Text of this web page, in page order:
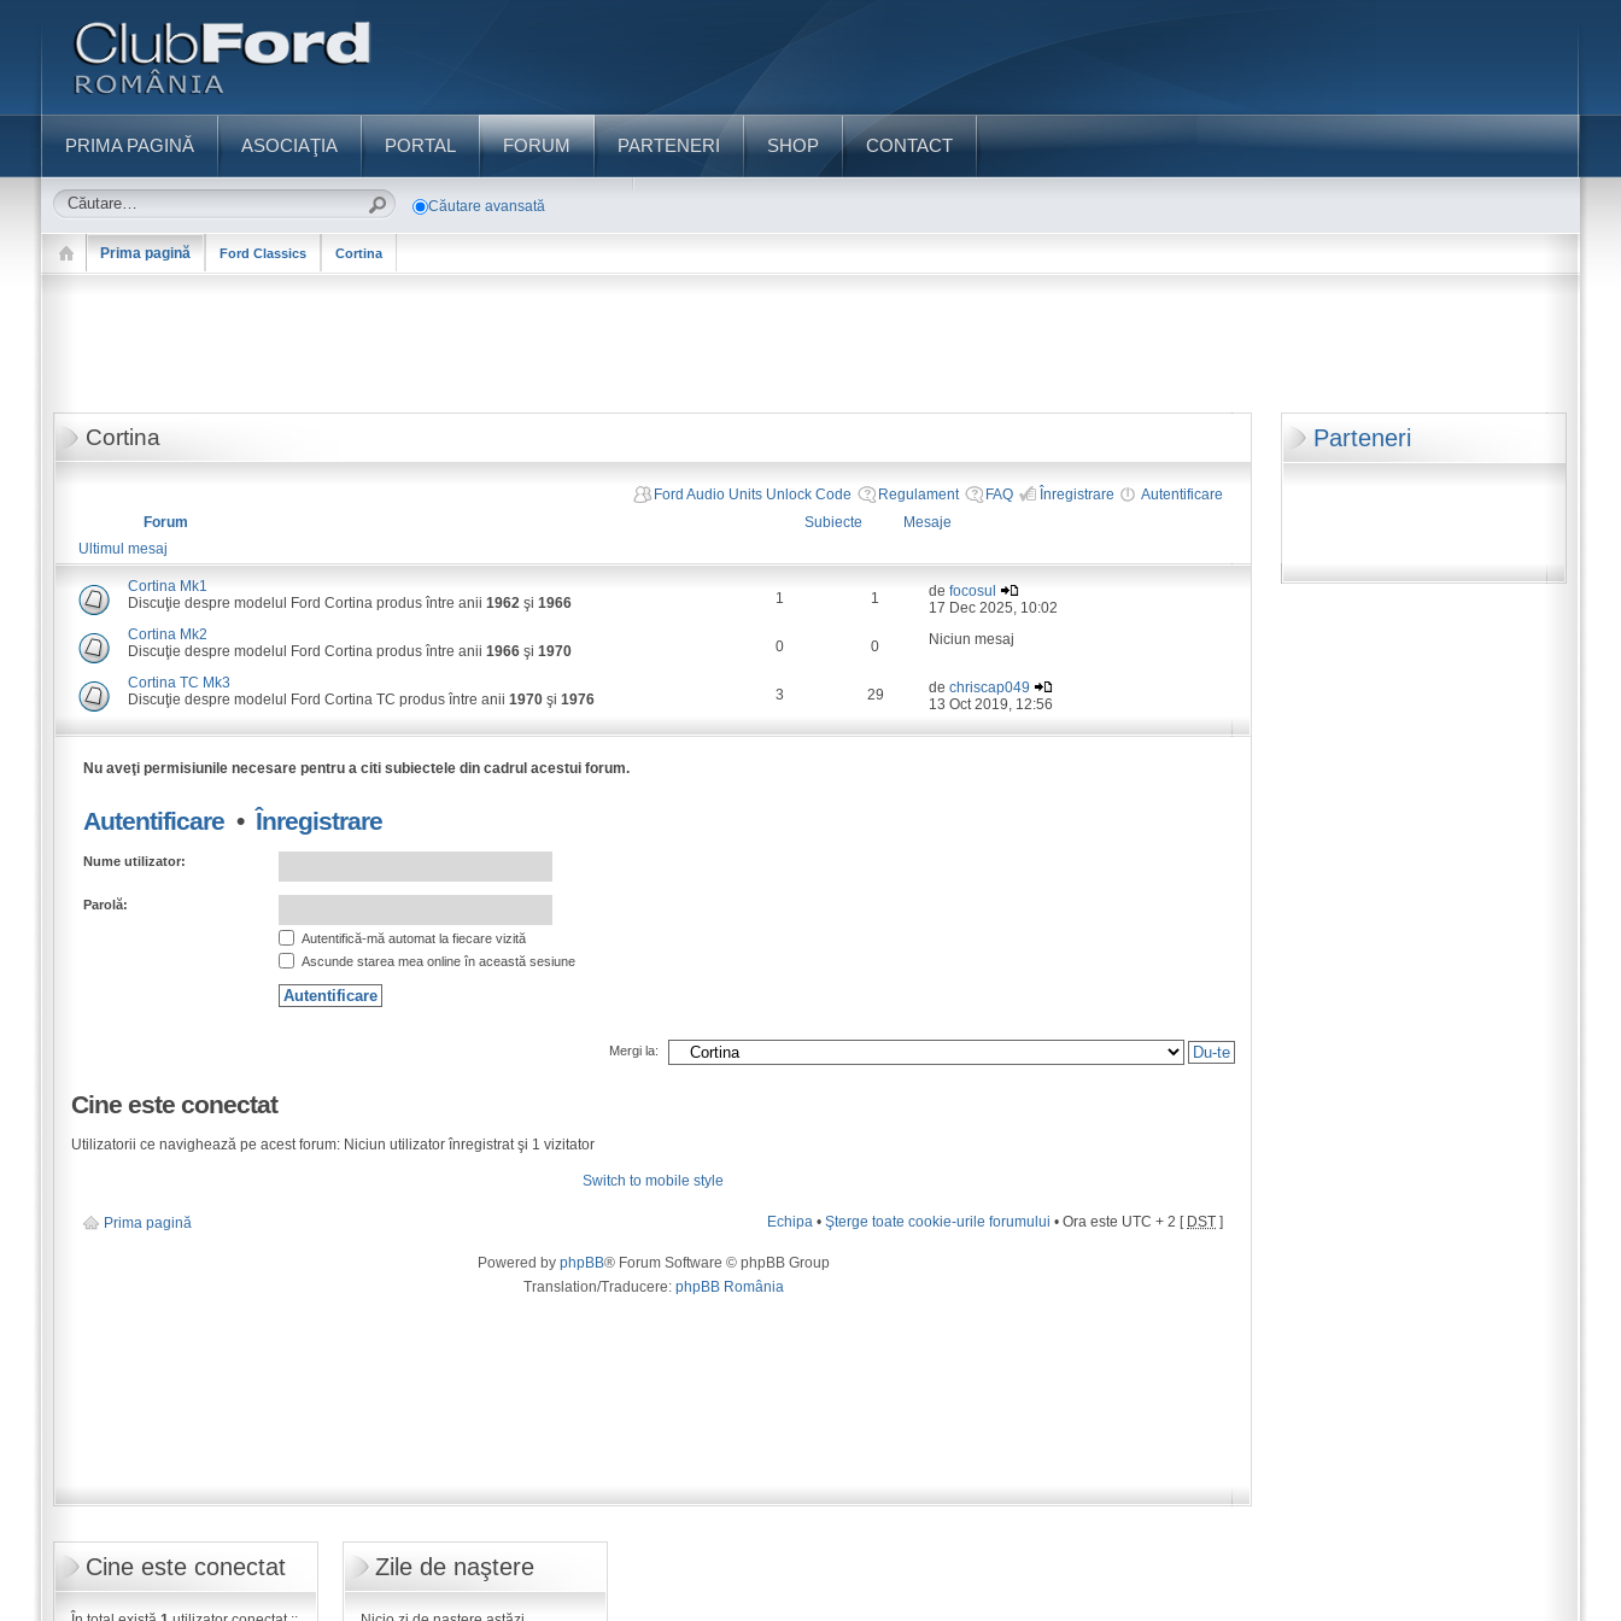
PRIMA PAGINĂ ASOCIAŢIA PORTAL FORUM PARTENERI SHOP CONTACT
Căutare avansată
Prima pagină Ford Classics Cortina
Parteneri
Cortina
Ford Audio Units Unlock Code Regulament FAQ Înregistrare
Autentificare
Forum
Subiecte
Mesaje
Ultimul mesaj
Cortina Mk1
Discuţie despre modelul Ford Cortina produs între anii 1962şi 1966 1 1 defocosul
17 Dec 2025, 10:02
Cortina Mk2
Discuţie despre modelul Ford Cortina produs între anii 1966şi 1970 0 0 Niciun mesaj
Cortina TC Mk3
Discuţie despre modelul Ford Cortina TC produs între anii 1970şi 1976 3 29 dechriscap049
13 Oct 2019, 12:56
Nu aveţi permisiunile necesare pentru a citi subiectele din cadrul acestui forum.
Autentificare•Înregistrare
Nume utilizator:
Parolă:
Autentifică-mă automat la fiecare vizită
Ascunde starea mea online în această sesiune
Mergi la:
Cine este conectat
Utilizatorii ce navighează pe acest forum: Niciun utilizator înregistrat şi 1 vizitator
Switch to mobile style
Prima pagină Echipa •Şterge toate cookie-urile forumului • Ora este UTC + 2 [ DST ]
Powered by phpBB® Forum Software © phpBB Group
Translation/Traducere: phpBB România
Cine este conectat Zile de naştere